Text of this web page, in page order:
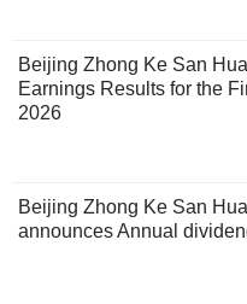
Beijing Zhong Ke San
Earnings Results for the
2026
Beijing Zhong Ke San
announces Annual